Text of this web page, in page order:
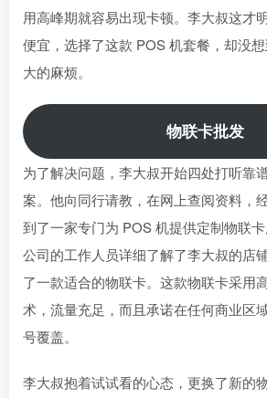
用高峰期就容易出现卡顿。李大叔这才
便宜，选择了这款 POS 机套餐，却没
大的麻烦。
物联卡批发
为了解决问题，李大叔开始四处打听靠
案。他向同行请教，在网上查阅资料，
到了一家专门为 POS 机提供定制物联
公司的工作人员详细了解了李大叔的店
了一款适合的物联卡。这款物联卡采用
术，流量充足，而且承诺在任何商业区
号覆盖。
李大叔抱着试试看的心态，更换了新的